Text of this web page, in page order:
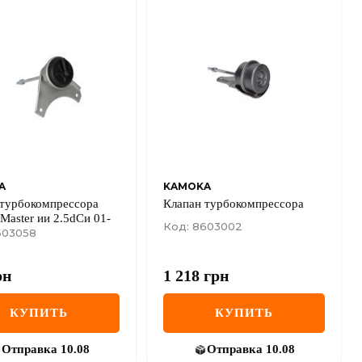
ии 2.5dCи 01-
КУПИТЬ
Отправка 10.08
KAMOKA
Клапан турбокомпрессора
Код: 8603002
1 218 грн
КУПИТЬ
Отправка 10.08